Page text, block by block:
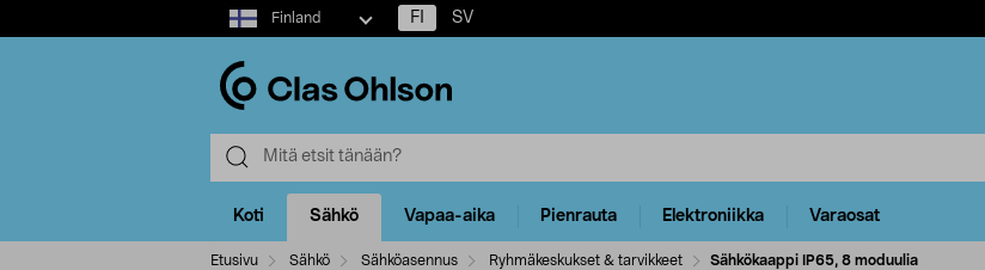
Select
market
Finland FI SV
Koti Sähkö Vapaa-aika Pienrauta Elektroniikka Varaosat
Etusivu Sähkö Sähköasennus Ryhmäkeskukset & tarvikkeet Sähkökaappi IP65, 8 moduulia